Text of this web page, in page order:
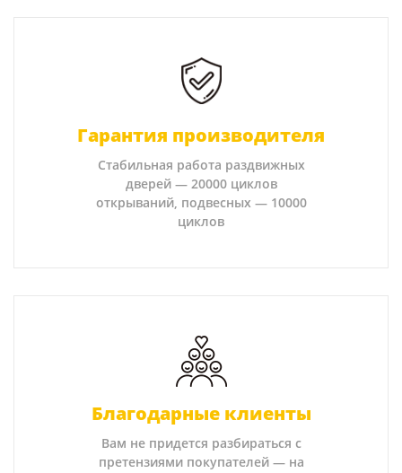
Гарантия производителя
Стабильная работа раздвижных
дверей — 20000 циклов
открываний, подвесных — 10000
циклов
Благодарные клиенты
Вам не придется разбираться с
претензиями покупателей — на